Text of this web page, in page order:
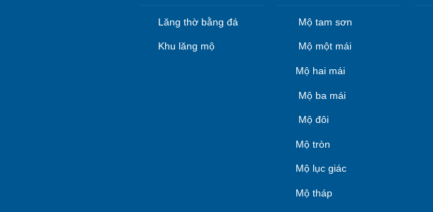
Lăng thờ bằng đá
Khu lăng mộ
Mộ tam sơn
Mộ một mái
Mộ hai mái
Mộ ba mái
Mộ đôi
Mộ tròn
Mộ lục giác
Mộ tháp